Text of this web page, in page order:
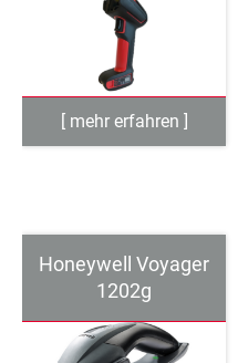
Honeywell Voyager
1202g